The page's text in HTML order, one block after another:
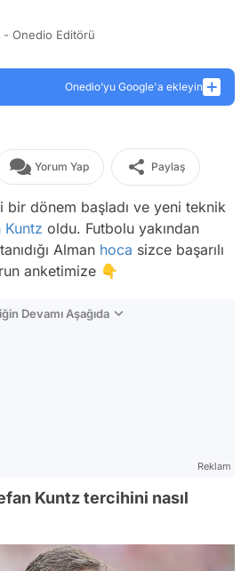
- Onedio Editörü
Onedio’yu Google'a ekleyin
Yorum Yap Paylaş
bir dönem başladı ve yeni teknik
Kuntz oldu. Futbolu yakından
Alman hoca sizce başarılı
anketimize 👇
Devamı Aşağıda
Reklam
Kuntz tercihini nasıl